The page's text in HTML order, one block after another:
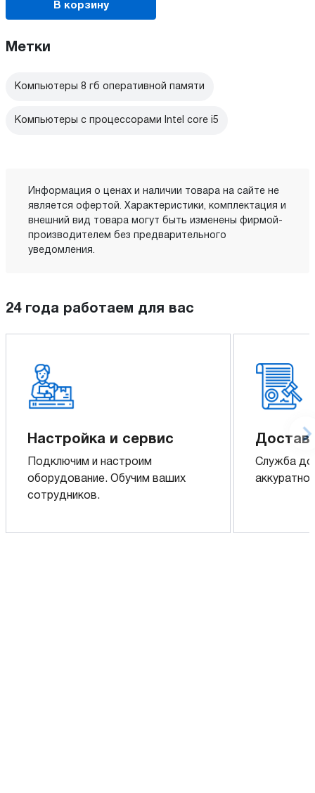
В корзину
Метки
Компьютеры 8 гб оперативной памяти
Компьютеры с процессорами Intel core i5
Информация о ценах и наличии товара на сайте не
является офертой. Характеристики, комплектация и
внешний вид товара могут быть изменены фирмой-
производителем без предварительного
уведомления.
24 года работаем для вас
Настройка и сервис
Подключим и настроим
оборудование. Обучим ваших
сотрудников.
Служба
аккуратно